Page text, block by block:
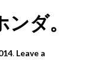
ダ。
. Leave a